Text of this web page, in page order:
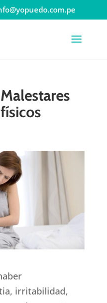
irritabilidad,